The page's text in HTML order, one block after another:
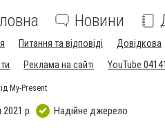
Новини
Питання та відповіді Довідкова
Реклама на сайті YouTube 04141
My-Present
р. Надійне джерело